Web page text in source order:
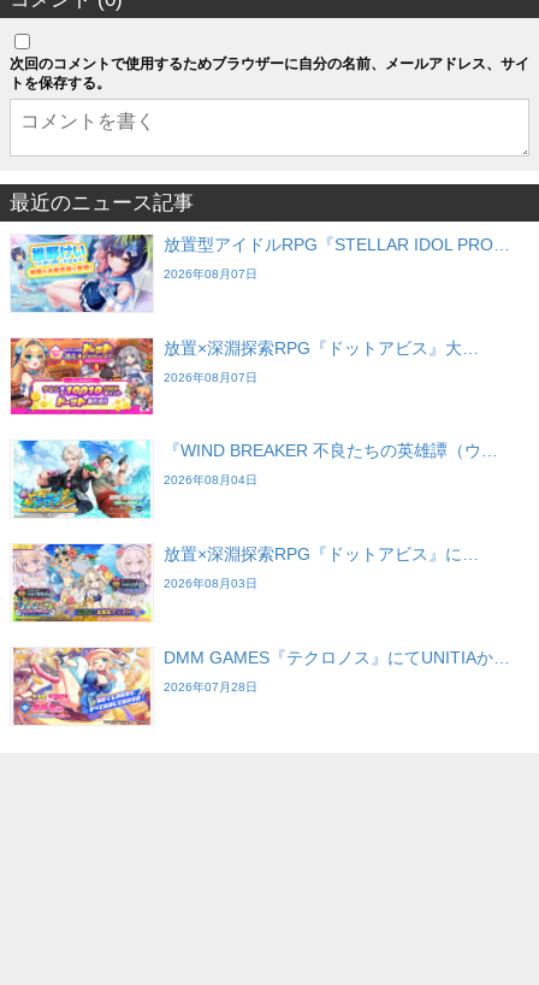
次回のコメントで使用するためブラウザーに自分の名前、メールアドレス、サイ
トを保存する。
最近のニュース記事
放置型アイドルRPG『STELLAR IDOL PRO…
2026年08月07日
放置×深淵探索RPG『ドットアビス』大…
2026年08月07日
『WIND BREAKER 不良たちの英雄譚（ウ…
2026年08月04日
放置×深淵探索RPG『ドットアビス』に…
2026年08月03日
DMM GAMES『テクロノス』にてUNITIAか…
2026年07月28日